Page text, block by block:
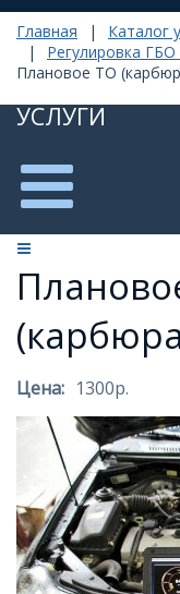
Главная | Каталог
|
Регулировка
Плановое ТО
УСЛУГИ
Цена: 1300р.